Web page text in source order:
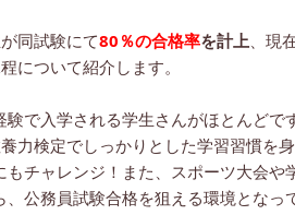
同試験にて80％の合格率を計上 、現
について紹介します。
で入学される学生さんがほとんどです
力検定でしっかりとした学習習慣を
チャレンジ！また、スポーツ大会や
公務員試験合格を狙える環境となっ